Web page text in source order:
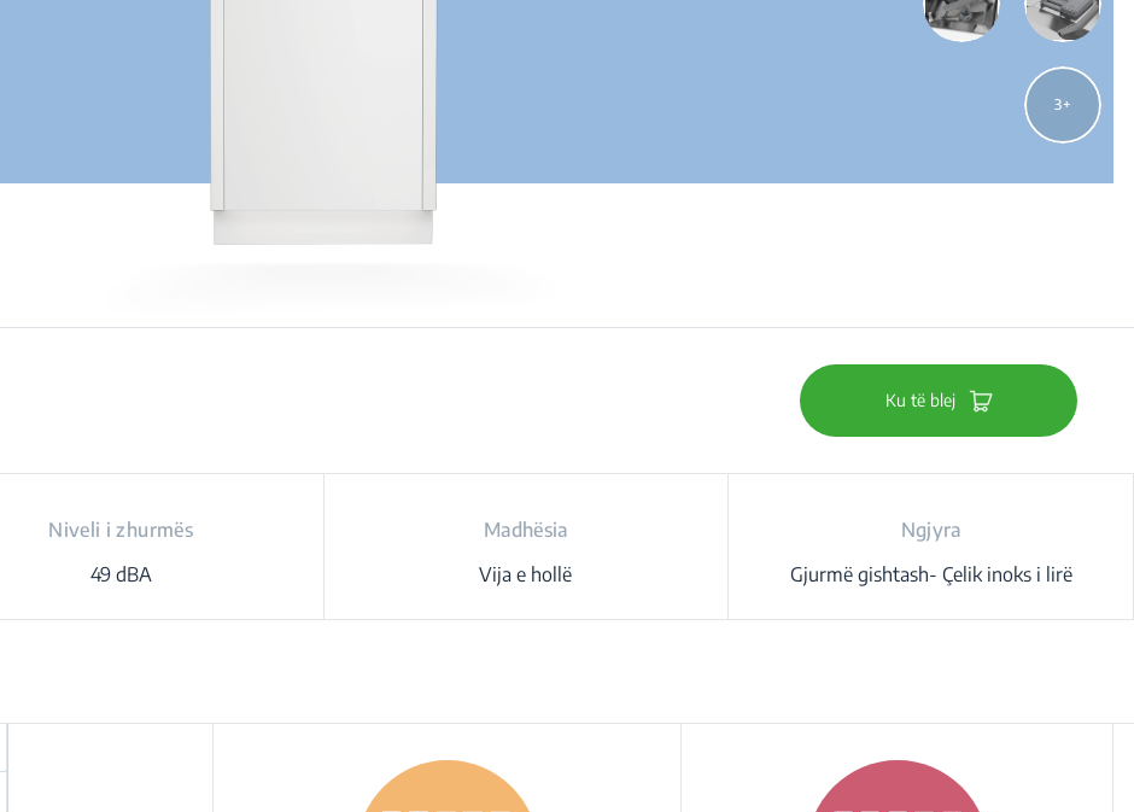
3
Ku të blej
Niveli i zhurmës
49 dBA
Madhësia
Vija e hollë
Ngjyra
Gjurmë gishtash- Çelik inoks i lirë